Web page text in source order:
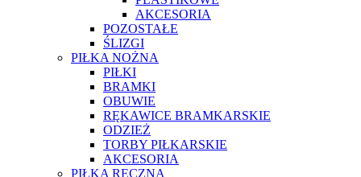
AKCESORIA
POZOSTAŁE
ŚLIZGI
PIŁKA NOŻNA
PIŁKI
BRAMKI
OBUWIE
RĘKAWICE BRAMKARSKIE
ODZIEŻ
TORBY PIŁKARSKIE
AKCESORIA
PIŁKA RĘCZNA